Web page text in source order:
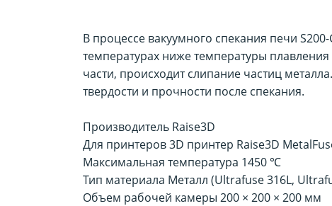
В процессе вакуумного спекания печи
температурах ниже температуры
части, происходит слипание частиц
твердости и прочности после спекания.
Производитель Raise3D
Для принтеров 3D принтер Raise3D
Максимальная температура 1450 ℃
Тип материала Металл (Ultrafuse 316L,
Объем рабочей камеры 200 × 200 × 200 мм